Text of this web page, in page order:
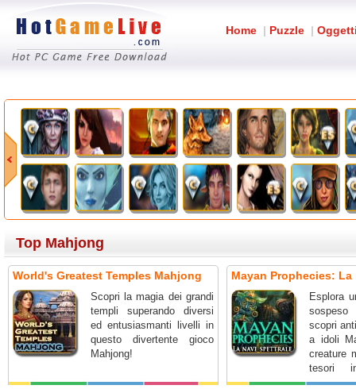
Home | Puzzle |
Top Mahjong
World's Greatest Temples Mahjong
Scopri la magia dei grandi
templi superando diversi
ed entusiasmanti livelli in
questo divertente gioco
Mahjong!
Mayan Prophecies:
Esplora
scopri
a idoli
creature
tesori
marinara